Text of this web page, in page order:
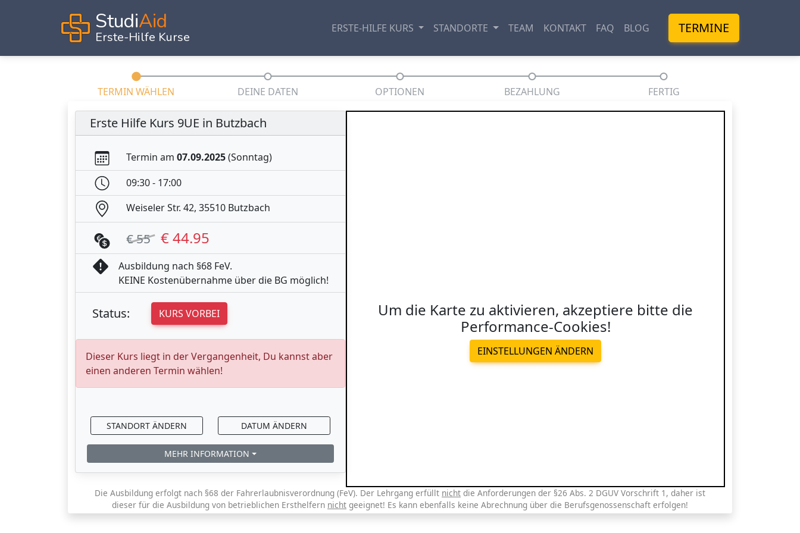
StudiAid
Erste-Hilfe Kurse
ERSTE-HILFE KURS STANDORTE TEAM KONTAKT FAQ BLOG TERMINE
TERMIN WÄHLEN DEINE DATEN OPTIONEN BEZAHLUNG FERTIG
Erste Hilfe Kurs 9UE in Butzbach
Termin am 07.09.2025(Sonntag)
09:30 - 17:00
Weiseler Str. 42, 35510 Butzbach
€ 55 € 44.95
Ausbildung nach §68 FeV.
KEINE Kostenübernahme über die BG möglich!
Status: KURS VORBEI
Dieser Kurs liegt in der Vergangenheit, Du kannst aber
einen anderen Termin wählen!
STANDORT ÄNDERN DATUM ÄNDERN
MEHR INFORMATION
Um die Karte zu aktivieren, akzeptiere bitte die
Performance-Cookies!
EINSTELLUNGEN ÄNDERN
Die Ausbildung erfolgt nach §68 der Fahrerlaubnisverordnung (FeV). Der Lehrgang erfüllt nicht die Anforderungen der §26 Abs. 2 DGUV Vorschrift 1, daher ist
dieser für die Ausbildung von betrieblichen Ersthelfern nicht geeignet! Es kann ebenfalls keine Abrechnung über die Berufsgenossenschaft erfolgen!